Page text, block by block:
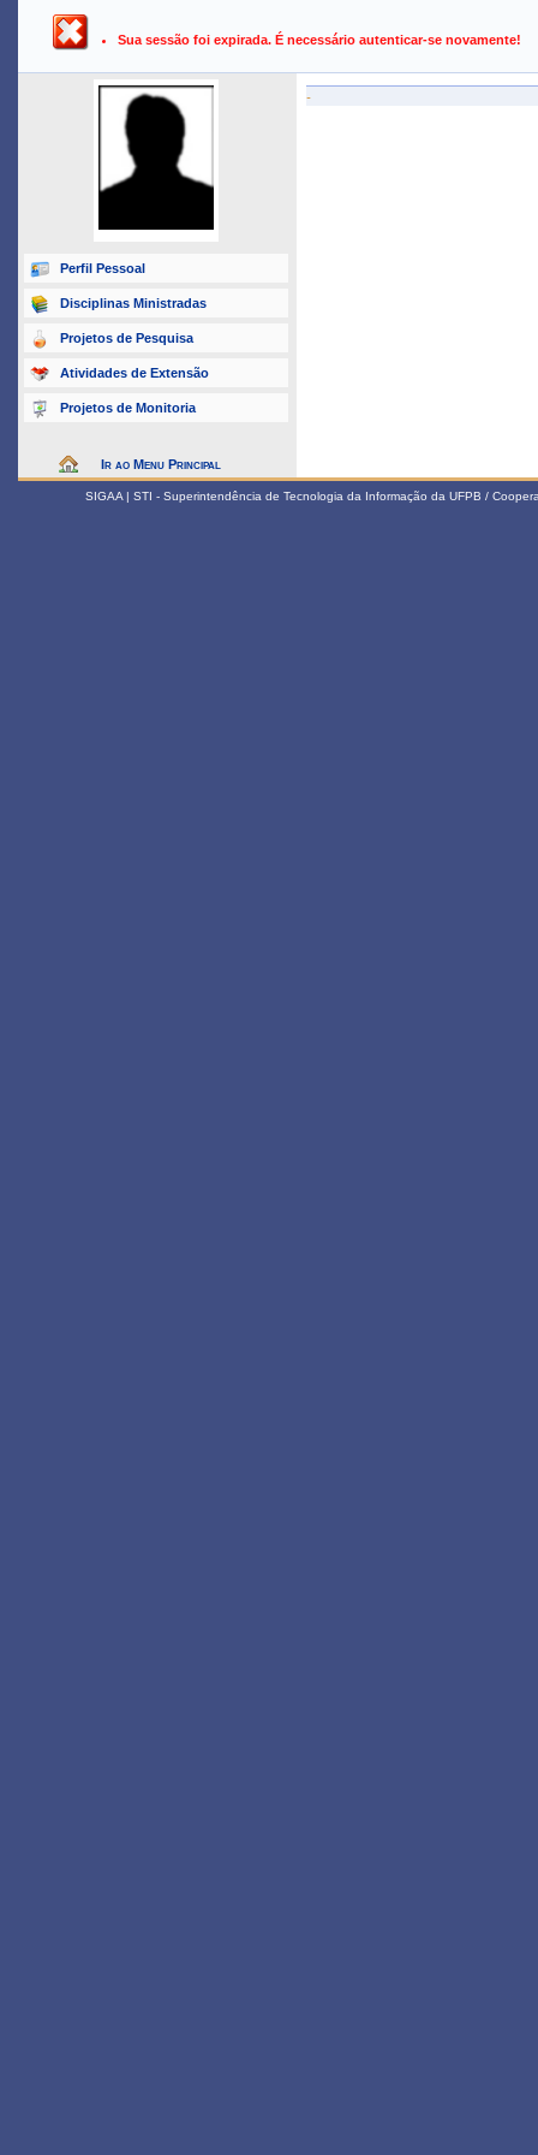
UFPB ›
Sua sessão foi expirada. É necessário autenticar-se novamente!
Perfil Pessoal
Disciplinas Ministradas
Projetos de Pesquisa
Atividades de Extensão
Projetos de Monitoria
Ir ao Menu Principal
-
SIGAA | STI - Superintendência de Tecnologia da Informação da UFPB /